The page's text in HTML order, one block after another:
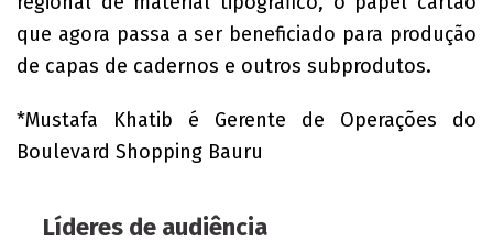
que agora passa a ser beneficiado para produção
de capas de cadernos e outros subprodutos.
*Mustafa Khatib é Gerente de Operações do
Boulevard Shopping Bauru
Líderes de audiência